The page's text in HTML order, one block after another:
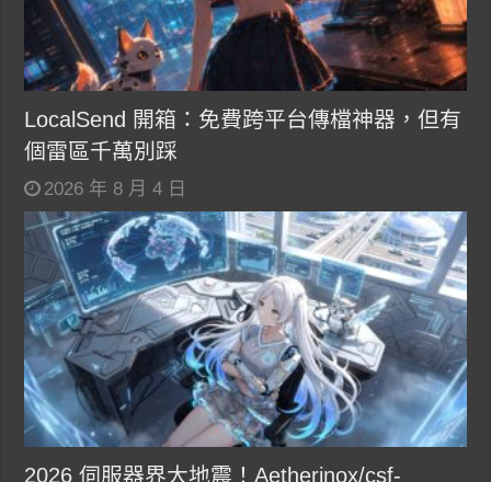
LocalSend 開箱：免費跨平台傳檔神器，但有
個雷區千萬別踩
2026 年 8 月 4 日
2026 伺服器界大地震！Aetherinox/csf-